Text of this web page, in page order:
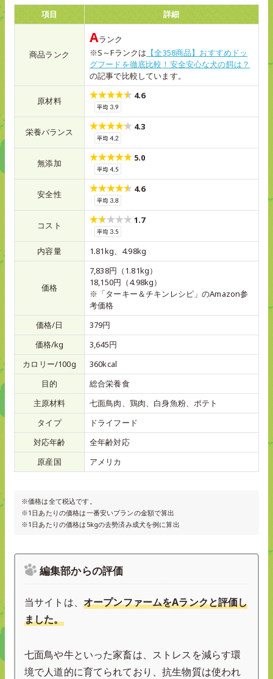
項目 詳細
商品ランク
Aランク
※S～Fランクは 【全358商品】おすすめドッ
グフードを徹底比較！安全安心な犬の餌は？
の記事で比較しています。
原材料 4.6
栄養バランス 4.3
無添加 5.0
安全性 4.6
コスト 1.7
内容量 1.81kg、4.98kg
価格
7,838円（1.81kg）
18,150円（4.98kg）
※「ターキー＆チキンレシピ」のAmazon参
考価格
価格/日
379円
価格/kg
3,645円
カロリー/100g
360kcal
目的
総合栄養食
主原材料
七面鳥肉、鶏肉、白身魚粉、ポテト
タイプ
ドライフード
対応年齢
全年齢対応
原産国
アメリカ
※価格は全て税込です。
※1日あたりの価格は一番安いプランの金額で算出
※1日あたりの価格は5kgの去勢済み成犬を例に算出
編集部からの評価
当サイトは、 オープンファームをAランクと評価し
ました。
七面鳥や牛といった家畜は、ストレスを減らす環
境で人道的に育てられており、抗生物質は使われ